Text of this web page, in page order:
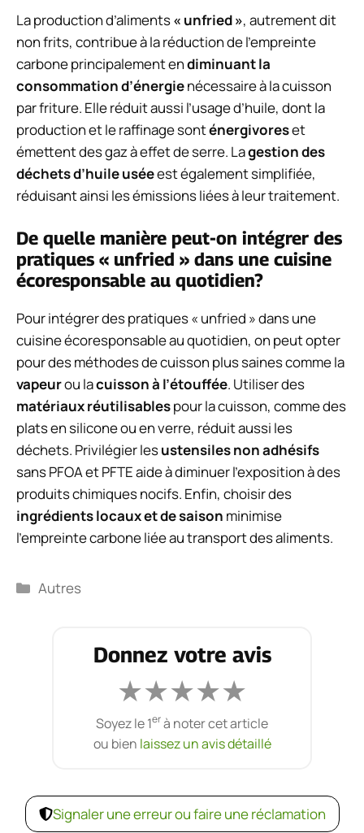
La production d’aliments« unfried », autrement dit
non frits, contribue à la réduction de l’empreinte
carbone principalement endiminuant la
consommation d’énergienécessaire à la cuisson
par friture. Elle réduit aussi l’usage d’huile, dont la
production et le raffinage sonténergivoreset
émettent des gaz à effet de serre. Lagestion des
déchets d’huile uséeest également simplifiée,
réduisant ainsi les émissions liées à leur traitement.
De quelle manière peut-on intégrer des
pratiques « unfried » dans une cuisine
écoresponsable au quotidien?
Pour intégrer des pratiques « unfried » dans une
cuisine écoresponsable au quotidien, on peut opter
pour des méthodes de cuisson plus saines comme la
vapeurou lacuisson à l’étouffée. Utiliser des
matériaux réutilisablespour la cuisson, comme des
plats en silicone ou en verre, réduit aussi les
déchets. Privilégier lesustensiles non adhésifs
sans PFOA et PFTE aide à diminuer l’exposition à des
produits chimiques nocifs. Enfin, choisir des
ingrédients locaux et de saison minimise
l’empreinte carbone liée au transport des aliments.
Catégories
Autres
Donnez votre avis
★★★★★
Soyez le 1erà noter cet article
ou bien laissez un avis détaillé
Signaler une erreur ou faire une réclamation